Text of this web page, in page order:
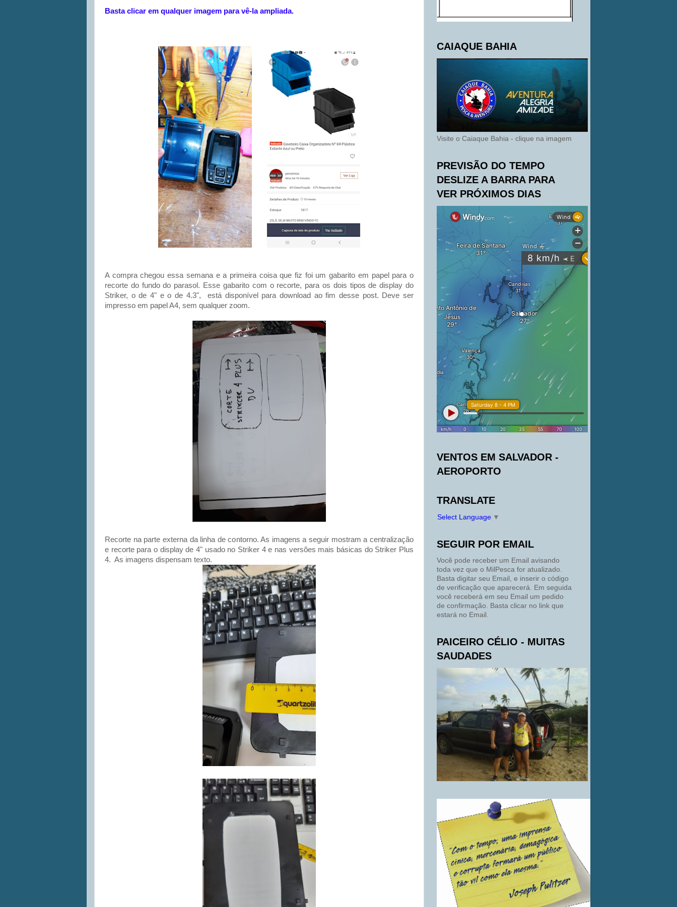
Basta clicar em qualquer imagem para vê-la ampliada.
A compra chegou essa semana e a primeira coisa que fiz foi um gabarito em papel para o
recorte do fundo do parasol. Esse gabarito com o recorte, para os dois tipos de display do
Striker, o de 4" e o de 4.3", está disponível para download ao fim desse post. Deve ser
impresso em papel A4, sem qualquer zoom.
Recorte na parte externa da linha de contorno. As imagens a seguir mostram a centralização
e recorte para o display de 4" usado no Striker 4 e nas versões mais básicas do Striker Plus
4. As imagens dispensam texto.
CAIAQUE BAHIA
Visite o Caiaque Bahia - clique na imagem
PREVISÃO DO TEMPO
DESLIZE A BARRA PARA
VER PRÓXIMOS DIAS
VENTOS EM SALVADOR -
AEROPORTO
TRANSLATE
Select Language ▼
SEGUIR POR EMAIL
Você pode receber um Email avisando
toda vez que o MilPesca for atualizado.
Basta digitar seu Email, e inserir o código
de verificação que aparecerá. Em seguida
você receberá em seu Email um pedido
de confirmação. Basta clicar no link que
estará no Email.
PAICEIRO CÉLIO - MUITAS
SAUDADES